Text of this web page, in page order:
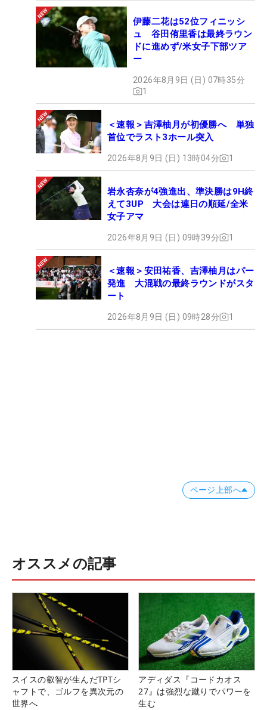
伊藤二花は52位フィニッシ
ュ 谷田侑里香は最終ラウン
ドに進めず/米女子下部ツア
ー
2026年8月9日 (日) 07時35分
1
＜速報＞吉澤柚月が初優勝へ 単独
首位でラスト3ホール突入
2026年8月9日 (日) 13時04分 1
岩永杏奈が4強進出、準決勝は9H終
えて3UP 大会は連日の順延/全米
女子アマ
2026年8月9日 (日) 09時39分 1
＜速報＞安田祐香、吉澤柚月はパー
発進 大混戦の最終ラウンドがスタ
ート
2026年8月9日 (日) 09時28分 1
ページ上部へ
オススメの記事
スイスの叡智が生んだTPTシ
ャフトで、ゴルフを異次元の
世界へ
アディダス『コードカオス
27』は強烈な蹴りでパワーを
生む